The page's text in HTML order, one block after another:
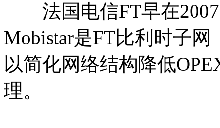
法国电信FT早在2007
Mobistar是FT比利时子
以简化网络结构降低
理。